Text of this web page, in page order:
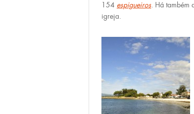
154 espigueiros. Há também
igreja.